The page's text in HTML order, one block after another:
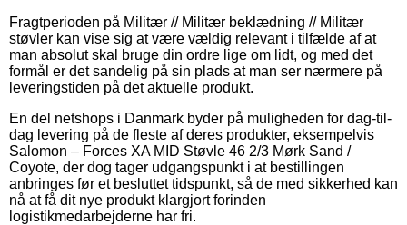
Fragtperioden på Militær // Militær beklædning // Militær
støvler kan vise sig at være vældig relevant i tilfælde af at
man absolut skal bruge din ordre lige om lidt, og med det
formål er det sandelig på sin plads at man ser nærmere på
leveringstiden på det aktuelle produkt.
En del netshops i Danmark byder på muligheden for dag-til-
dag levering på de fleste af deres produkter, eksempelvis
Salomon – Forces XA MID Støvle 46 2/3 Mørk Sand /
Coyote, der dog tager udgangspunkt i at bestillingen
anbringes før et besluttet tidspunkt, så de med sikkerhed kan
nå at få dit nye produkt klargjort forinden
logistikmedarbejderne har fri.